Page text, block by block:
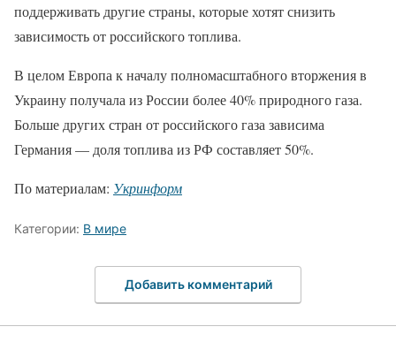
поддерживать другие страны, которые хотят снизить
зависимость от российского топлива.
В целом Европа к началу полномасштабного вторжения в
Украину получала из России более 40% природного газа.
Больше других стран от российского газа зависима
Германия — доля топлива из РФ составляет 50%.
По материалам: Укринформ
Категории: В мире
Добавить комментарий